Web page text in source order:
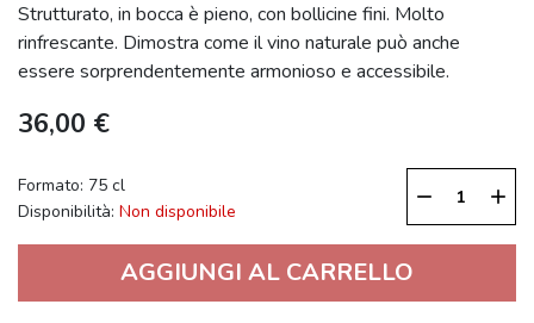
Strutturato, in bocca è pieno, con bollicine fini. Molto
rinfrescante. Dimostra come il vino naturale può anche
essere sorprendentemente armonioso e accessibile.
36,00 €
Formato: 75 cl
Disponibilità: Non disponibile
remove add
AGGIUNGI AL CARRELLO